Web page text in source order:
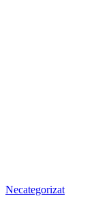
Necategorizat